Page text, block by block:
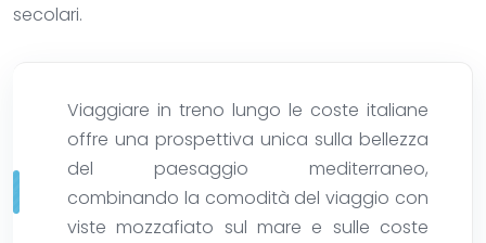
secolari.
Viaggiare in treno lungo le coste italiane
offre una prospettiva unica sulla bellezza
del paesaggio mediterraneo,
combinando la comodità del viaggio con
viste mozzafiato sul mare e sulle coste